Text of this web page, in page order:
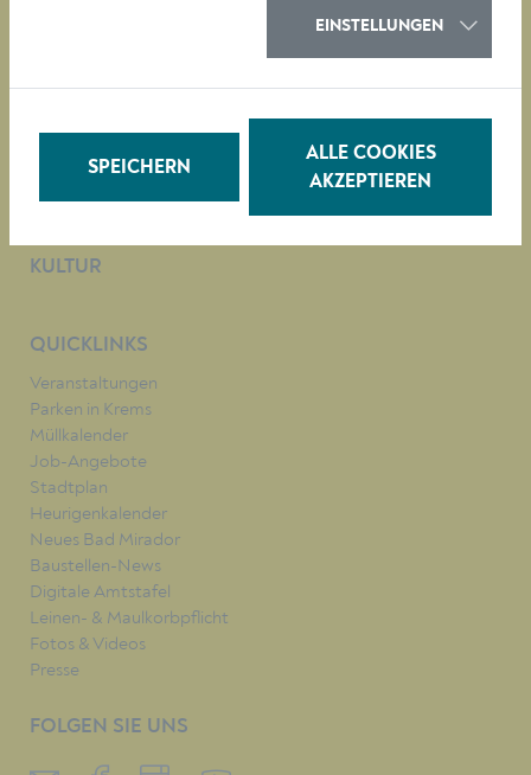
LEBEN
BAUEN/WIRTSCHAFT
KULTUR
QUICKLINKS
Veranstaltungen
Parken in Krems
Müllkalender
Job-Angebote
Stadtplan
Heurigenkalender
Neues Bad Mirador
Baustellen-News
Digitale Amtstafel
Leinen- & Maulkorbpflicht
Fotos & Videos
Presse
FOLGEN SIE UNS
EINSTELLUNGEN
SPEICHERN
ALLE COOKIES
AKZEPTIEREN